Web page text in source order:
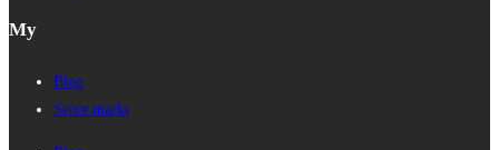
My
Blog
Serce marki